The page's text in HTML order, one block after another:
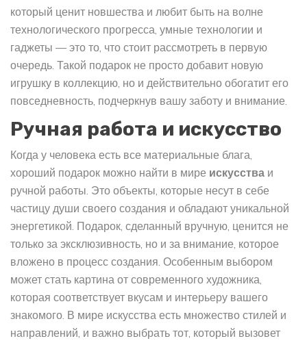
который ценит новшества и любит быть на волне
технологического прогресса, умные технологии и
гаджеты — это то, что стоит рассмотреть в первую
очередь. Такой подарок не просто добавит новую
игрушку в коллекцию, но и действительно обогатит его
повседневность, подчеркнув вашу заботу и внимание.
Ручная работа и искусство
Когда у человека есть все материальные блага,
хороший подарок можно найти в мире искусства и
ручной работы. Это объекты, которые несут в себе
частицу души своего создания и обладают уникальной
энергетикой. Подарок, сделанный вручную, ценится не
только за эксклюзивность, но и за внимание, которое
вложено в процесс создания. Особенным выбором
может стать картина от современного художника,
которая соответствует вкусам и интерьеру вашего
знакомого. В мире искусства есть множество стилей и
направлений, и важно выбрать тот, который вызовет